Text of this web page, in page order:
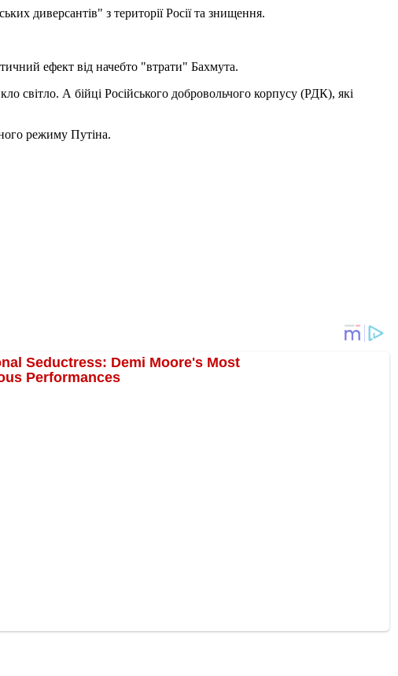
диверсантів" з території Росії та знищення.
ефект від начебто "втрати" Бахмута.
світло. А бійці Російського добровольчого корпусу (РДК), які
режиму Путіна.